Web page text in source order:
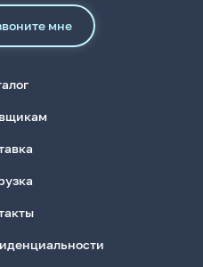
мне